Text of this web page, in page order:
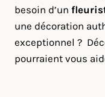
besoin d’un
une décoration
exceptionnel ?
pourraient vous